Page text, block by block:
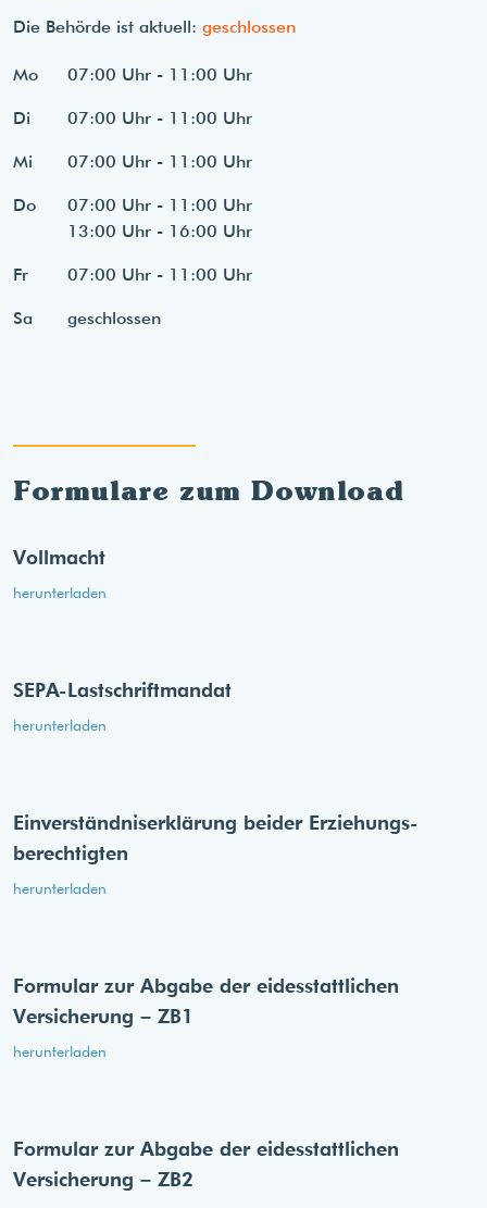
Die Behörde ist aktuell: geschlossen
Mo 07:00 Uhr - 11:00 Uhr
Di 07:00 Uhr - 11:00 Uhr
Mi 07:00 Uhr - 11:00 Uhr
Do
07:00 Uhr - 11:00 Uhr
13:00 Uhr - 16:00 Uhr
Fr 07:00 Uhr - 11:00 Uhr
Sa geschlossen
Formulare zum Download
Vollmacht
herunterladen
SEPA-Lastschriftmandat
herunterladen
Einverständnis­erklärung beider Erziehungs­
berechtigten
herunterladen
Formular zur Abgabe der eides­stattlichen
Versicherung – ZB1
herunterladen
Formular zur Abgabe der eides­stattlichen
Versicherung – ZB2